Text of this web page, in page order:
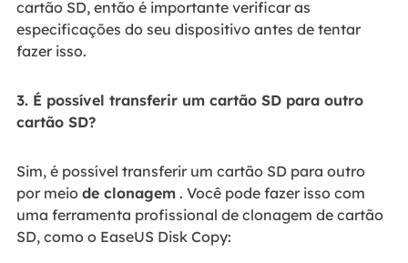
cartão SD, então é importante verificar as
especificações do seu dispositivo antes de tentar
fazer isso.
3. É possível transferir um cartão SD para outro
cartão SD?
Sim, é possível transferir um cartão SD para outro
por meio de clonagem. Você pode fazer isso com
uma ferramenta profissional de clonagem de cartão
SD, como o EaseUS Disk Copy: